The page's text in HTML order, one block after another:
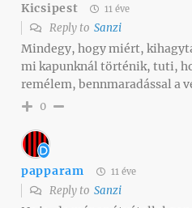
Kicsipest 11 éve
Reply to Sanzi
Mindegy, hogy miért,
mi kapunknál történik, tuti,
remélem, bennmaradással a
0
papparam 11 éve
Reply to Sanzi